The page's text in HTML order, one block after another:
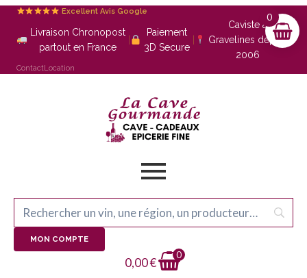
Excellent Avis Google
Livraison Chronopost
partout en France
Paiement
3D Secure
Caviste à
Gravelines depuis
2006
ContactLocation
MON COMPTE
0,00€
0
0